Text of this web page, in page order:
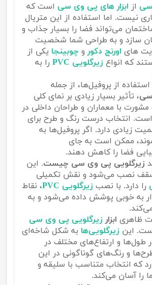
سی از ابزار های پی وی سی است که
نیست. اما استفاده از این متریال
می‌تواند فضا را بسیار جذاب و
سازد و به طراحی شما شخصیت
های اورنج دکور و چوبینجا یکی از
که انواع زیرگلویی PVC
را به
از پروفیل‌ها، از جمله
سی، تأثیر بسیار زیادی بر نمای کلی
مشورت با معماران و طراحان داخلی در
است. انتخاب درست رنگ و طرح برای
زیادی دارد. اگر پروفیل‌ها به
ممکن است به جای
فضا را کاهش دهند.
زیرگلویی پی وی سی چیست. این
و سقف نصب می‌شود و نقش تکمیلی
را دارد. با نصب زیرگلویی PVC
، نقاط
به خوبی پوشش داده می‌شود و به
ظاهری ابزار زیرگلویی پی وی سی
این زیرگلویی‌ها به شکل شاخه‌ای
طول‌ها و ارتفاع‌های مختلف در
و رنگ‌های گوناگونی در این
که انتخاب متناسب با سلیقه و
را آسان می‌کند.